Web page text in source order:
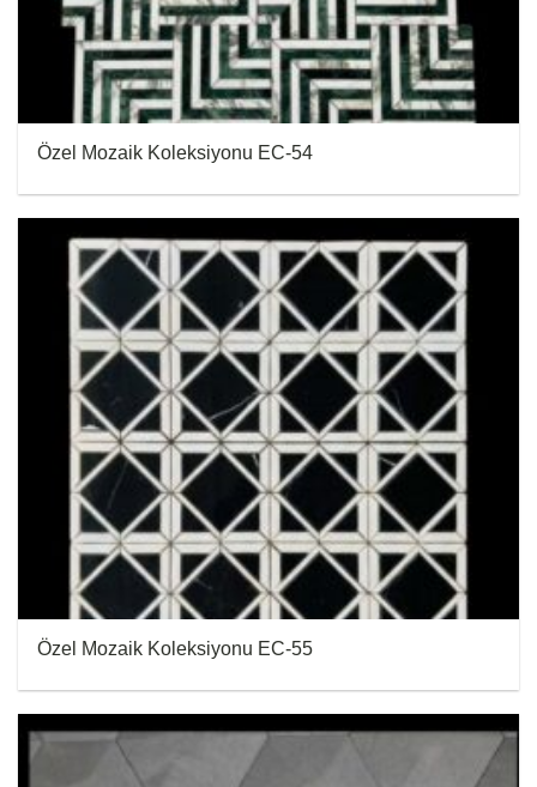
Özel Mozaik Koleksiyonu EC-54
Özel Mozaik Koleksiyonu EC-55